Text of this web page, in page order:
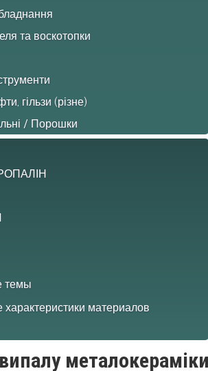
та воскотопки
гільзи (різне)
/ Порошки
темы
материалов